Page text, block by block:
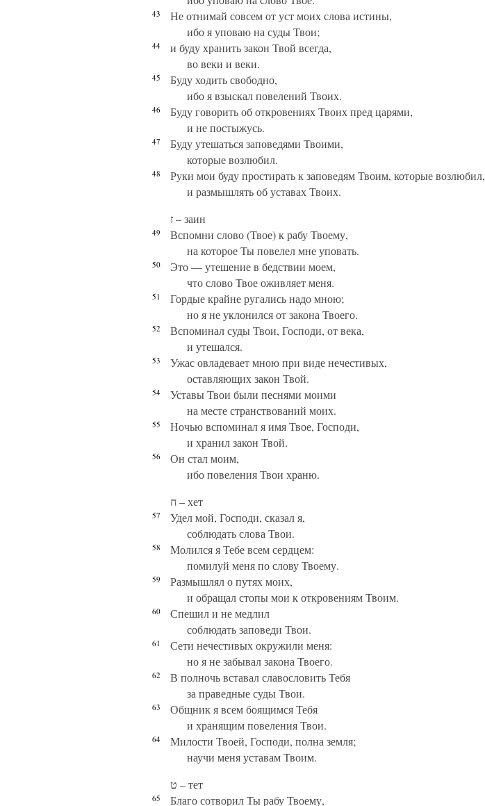
43
Не отнимай совсем от уст моих слова истины,
ибо я уповаю на суды Твои;
44
и буду хранить закон Твой всегда,
во веки и веки.
45
Буду ходить свободно,
ибо я взыскал повелений Твоих.
46
Буду говорить об откровениях Твоих пред царями,
и не постыжусь.
47
Буду утешаться заповедями Твоими,
которые возлюбил.
48
Руки мои буду простирать к заповедям Твоим, которые возлюбил,
и размышлять об уставах Твоих.
ז – заин
49
Вспомни слово (Твое) к рабу Твоему,
на которое Ты повелел мне уповать.
50
Это — утешение в бедствии моем,
что слово Твое оживляет меня.
51
Гордые крайне ругались надо мною;
но я не уклонился от закона Твоего.
52
Вспоминал суды Твои, Господи, от века,
и утешался.
53
Ужас овладевает мною при виде нечестивых,
оставляющих закон Твой.
54
Уставы Твои были песнями моими
на месте странствований моих.
55
Ночью вспоминал я имя Твое, Господи,
и хранил закон Твой.
56
Он стал моим,
ибо повеления Твои храню.
ח – хет
57
Удел мой, Господи, сказал я,
соблюдать слова Твои.
58
Молился я Тебе всем сердцем:
помилуй меня по слову Твоему.
59
Размышлял о путях моих,
и обращал стопы мои к откровениям Твоим.
60
Спешил и не медлил
соблюдать заповеди Твои.
61
Сети нечестивых окружили меня:
но я не забывал закона Твоего.
62
В полночь вставал славословить Тебя
за праведные суды Твои.
63
Общник я всем боящимся Тебя
и хранящим повеления Твои.
64
Милости Твоей, Господи, полна земля;
научи меня уставам Твоим.
ט – тет
65 Благо сотворил Ты рабу Твоему,